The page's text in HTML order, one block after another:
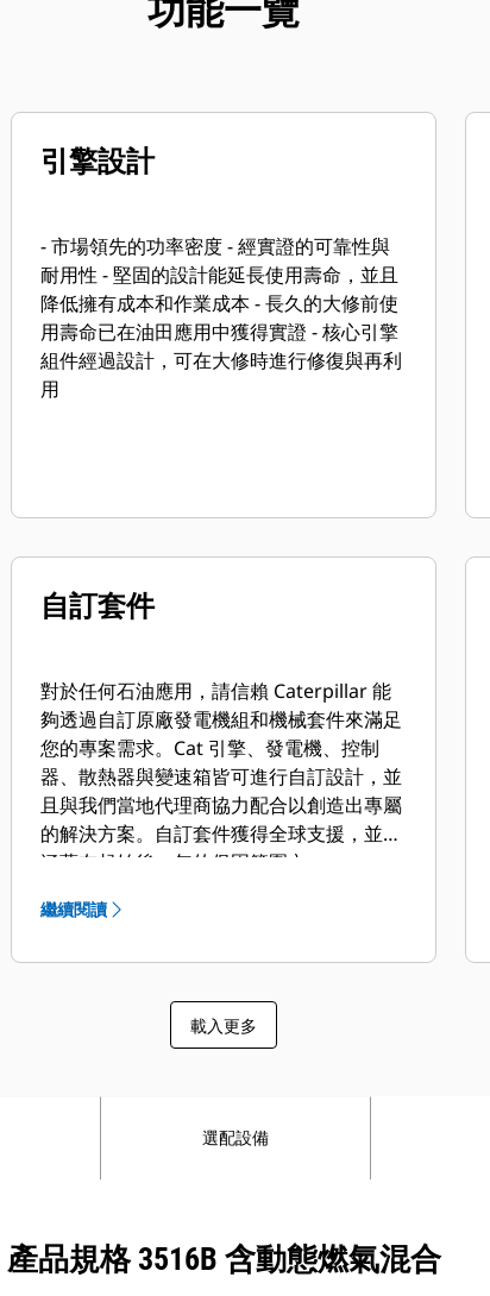
功能一覽
引擎設計
- 市場領先的功率密度 - 經實證的可靠性與
耐用性 - 堅固的設計能延長使用壽命，並且
降低擁有成本和作業成本 - 長久的大修前使
用壽命已在油田應用中獲得實證 - 核心引擎
組件經過設計，可在大修時進行修復與再利
用
自訂套件
對於任何石油應用，請信賴 Caterpillar 能
夠透過自訂原廠發電機組和機械套件來滿足
您的專案需求。Cat 引擎、發電機、控制
器、散熱器與變速箱皆可進行自訂設計，並
且與我們當地代理商協力配合以創造出專屬
的解決方案。自訂套件獲得全球支援，並且
涵蓋在起始後一年的保固範圍內。
繼續閱讀
載入更多
選配設備
產品規格 3516B 含動態燃氣混合